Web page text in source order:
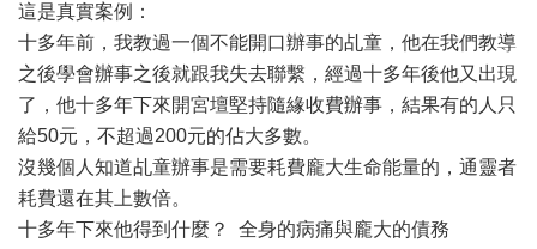
這是真實案例：
十多年前，我教過一個不能開口辦事的乩童，他在我們教導
之後學會辦事之後就跟我失去聯繫，經過十多年後他又出現
了，他十多年下來開宮壇堅持隨緣收費辦事，結果有的人只
給50元，不超過200元的佔大多數。
沒幾個人知道乩童辦事是需要耗費龐大生命能量的，通靈者
耗費還在其上數倍。
十多年下來他得到什麼？ 全身的病痛與龐大的債務